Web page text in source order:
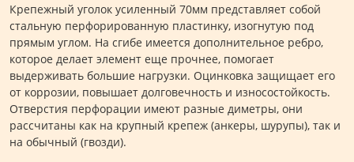
Крепежный уголок усиленный 70мм представляет собой
стальную перфорированную пластинку, изогнутую под
прямым углом. На сгибе имеется дополнительное ребро,
которое делает элемент еще прочнее, помогает
выдерживать большие нагрузки. Оцинковка защищает его
от коррозии, повышает долговечность и износостойкость.
Отверстия перфорации имеют разные диметры, они
рассчитаны как на крупный крепеж (анкеры, шурупы), так и
на обычный (гвозди).